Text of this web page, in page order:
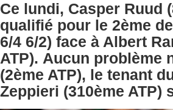
Ce lundi, Casper Ruud
qualifié pour le 2ème
6/4 6/2) face à Albert
ATP). Aucun problème
(2ème ATP), le tenant
Zeppieri (310ème ATP)